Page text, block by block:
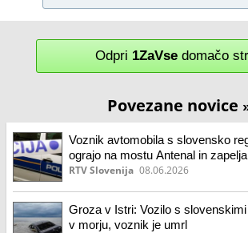
Odpri 1ZaVse domačo
Povezane novice
Voznik avtomobila s slovensko
ograjo na mostu Antenal in
RTV Slovenija 08.06.2026
Groza v Istri: Vozilo s
v morju, voznik je umrl